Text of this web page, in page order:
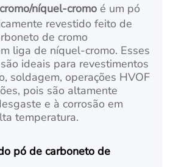
níquel-cromo é um pó
revestido feito de
de cromo
liga de níquel-cromo. Esses
ideais para revestimentos
soldagem, operações HVOF
pois são altamente
e à corrosão em
temperatura.
pó de carboneto de